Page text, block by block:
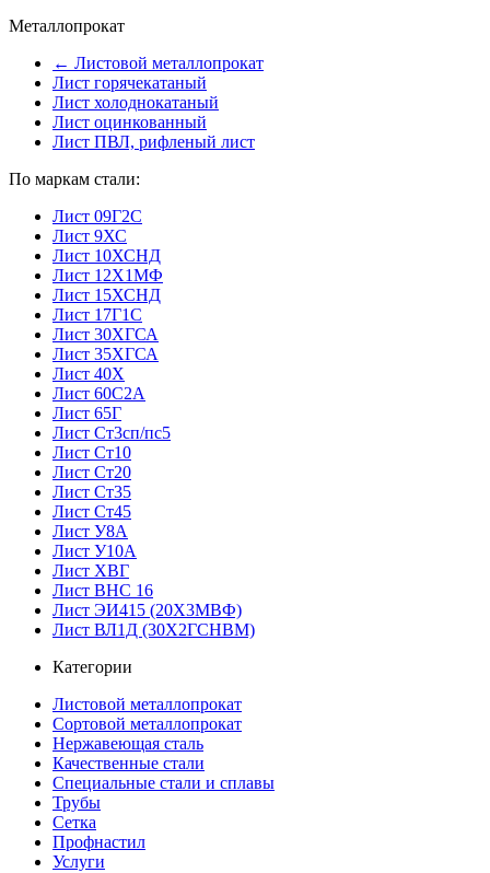
Металлопрокат
← Листовой металлопрокат
Лист горячекатаный
Лист холоднокатаный
Лист оцинкованный
Лист ПВЛ, рифленый лист
По маркам стали:
Лист 09Г2С
Лист 9ХС
Лист 10ХСНД
Лист 12Х1МФ
Лист 15ХСНД
Лист 17Г1С
Лист 30ХГСА
Лист 35ХГСА
Лист 40Х
Лист 60С2А
Лист 65Г
Лист Ст3сп/пс5
Лист Ст10
Лист Ст20
Лист Ст35
Лист Ст45
Лист У8А
Лист У10А
Лист ХВГ
Лист ВНС 16
Лист ЭИ415 (20Х3МВФ)
Лист ВЛ1Д (30Х2ГСНВМ)
Категории
Листовой металлопрокат
Сортовой металлопрокат
Нержавеющая сталь
Качественные стали
Специальные стали и сплавы
Трубы
Сетка
Профнастил
Услуги